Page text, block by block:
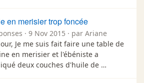
en merisier trop foncée
· 9 Nov 2015 · par Ariane
Je me suis fait faire une table de
en merisier et l'ébéniste a
deux couches d'huile de …